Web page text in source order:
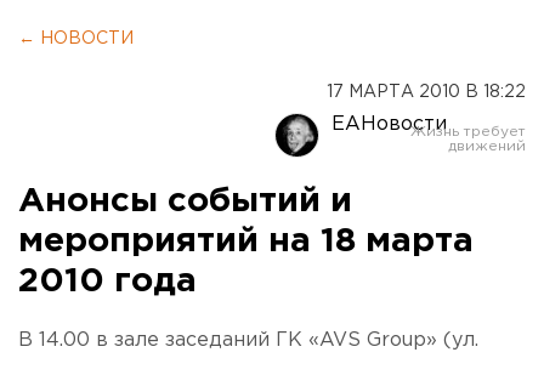
← НОВОСТИ
17 МАРТА 2010 В 18:22
ЕАНовости
Анонсы событий и
мероприятий на 18 марта
2010 года
В 14.00 в зале заседаний ГК «AVS Group» (ул.